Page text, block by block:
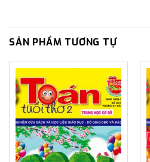
SẢN PHẨM TƯƠNG TỰ